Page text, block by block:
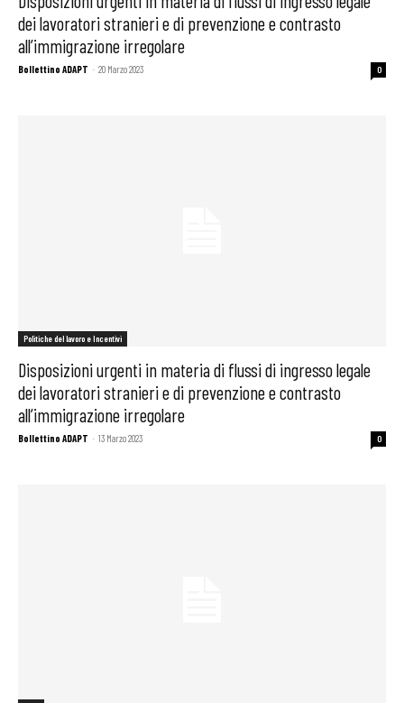
dei lavoratori stranieri e di prevenzione e contrasto
all’immigrazione irregolare
Bollettino ADAPT - 20 Marzo 2023 0
Politiche del lavoro e Incentivi
Disposizioni urgenti in materia di flussi di ingresso legale
dei lavoratori stranieri e di prevenzione e contrasto
all’immigrazione irregolare
Bollettino ADAPT - 13 Marzo 2023 0